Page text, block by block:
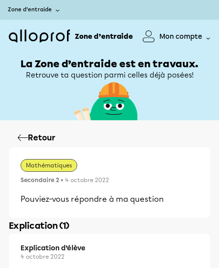
Zone d’entraide
Zone d’entraide Mon compte
La Zone d’entraide est en travaux.
Retrouve ta question parmi celles déjà posées!
Retour
Mathématiques
Secondaire 2 • 4 octobre 2022
Pouviez-vous répondre à ma question
Explication (1)
Explication d’élève
4 octobre 2022